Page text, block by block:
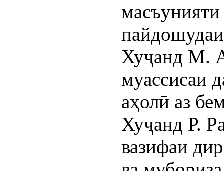
Хуҷанд М.
муассисаи
аҳолӣ аз
Хуҷанд Р.
вазифаи